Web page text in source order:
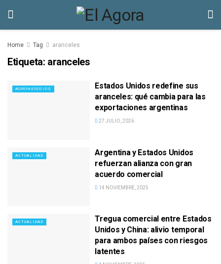
Home Tag aranceles
Etiqueta: aranceles
AGRONEGOCIOS
Estados Unidos redefine sus
aranceles: qué cambia para las
exportaciones argentinas
27 JULIO, 2026
ACTUALIDAD
Argentina y Estados Unidos
refuerzan alianza con gran
acuerdo comercial
14 NOVIEMBRE, 2025
ACTUALIDAD
Tregua comercial entre Estados
Unidos y China: alivio temporal
para ambos países con riesgos
latentes